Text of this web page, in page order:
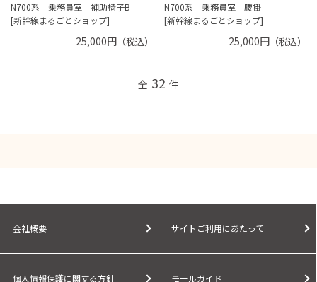
N700系 乗務員室 補助椅子B
[新幹線まるごとショップ]
25,000円（税込）
N700系 乗務員室 腰掛
[新幹線まるごとショップ]
25,000円 （税込）
全 32 件
会社概要 サイトご利用にあたって
個人情報保護に関する方針 モールガイド